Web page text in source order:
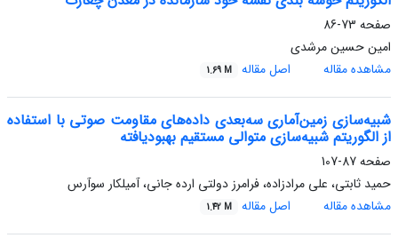
صفحه 73-86
امین حسین مرشدی
مشاهده مقاله
اصل مقاله 1.69 M
شبیه‌سازی زمین‌آماری سه‌بعدی داده‌های مقاومت صوتی با استفاده
از الگوریتم شبیه‌سازی متوالی مستقیم بهبودیافته
صفحه87-107
حمید ثابتی، علی مرادزاده، فرامرز دولتی ارده جانی، آمیلکار سوآرس
مشاهده مقاله
اصل مقاله 1.42 M